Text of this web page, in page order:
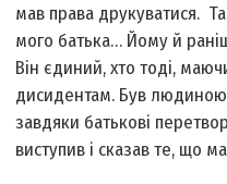
мав права друкуватися.
мого батька… Йому й
Він єдиний, хто тоді,
дисидентам. Був людиною
завдяки батькові
виступив і сказав те, що